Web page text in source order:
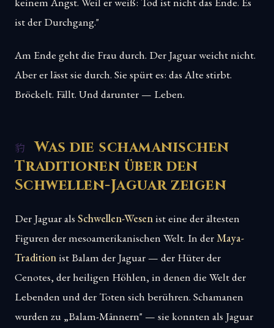
ist der Durchgang."
Am Ende geht die Frau durch. Der Jaguar weicht nicht.
Aber er lässt sie durch. Sie spürt es: das Alte stirbt.
Bröckelt. Fällt. Und darunter — Leben.
Was die schamanischen
Traditionen über den
Schwellen-Jaguar zeigen
Der Jaguar als Schwellen-Wesenist eine der ältesten
Figuren der mesoamerikanischen Welt. In der Maya-
Traditionist Balam der Jaguar — der Hüter der
Cenotes, der heiligen Höhlen, in denen die Welt der
Lebenden und der Toten sich berühren. Schamanen
wurden zu „Balam-Männern" — sie konnten als Jaguar